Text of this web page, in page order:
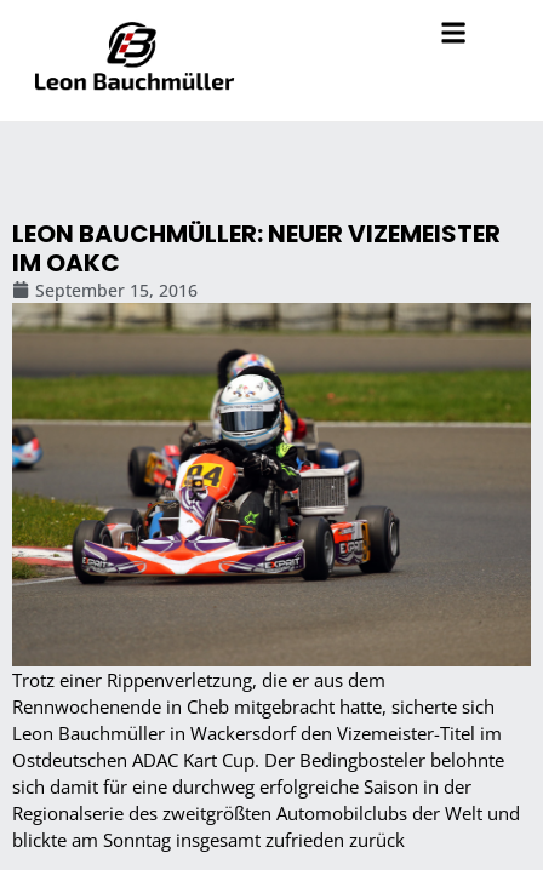
LEON BAUCHMÜLLER: NEUER VIZEMEISTER
IM OAKC
September 15, 2016
Trotz einer Rippenverletzung, die er aus dem
Rennwochenende in Cheb mitgebracht hatte, sicherte sich
Leon Bauchmüller in Wackersdorf den Vizemeister-Titel im
Ostdeutschen ADAC Kart Cup. Der Bedingbosteler belohnte
sich damit für eine durchweg erfolgreiche Saison in der
Regionalserie des zweitgrößten Automobilclubs der Welt und
blickte am Sonntag insgesamt zufrieden zurück